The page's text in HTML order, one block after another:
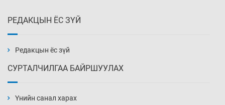
Уржигдар 14 цаг 00 мин
нэмэгджээ
РЕДАКЦЫН ЁС ЗҮЙ
Редакцын ёс зүй
СУРТАЛЧИЛГАА БАЙРШУУЛАХ
Үнийн санал харах